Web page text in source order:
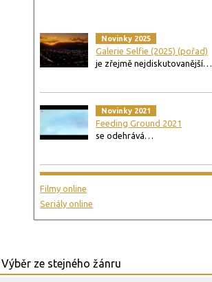
Novinky 2025
Galerie Selfie (2025) (pořad)
je zřejmě nejdiskutovanější…
Novinky 2021
Feeding Ground 2021
se odehrává…
Filmy online
Seriály online